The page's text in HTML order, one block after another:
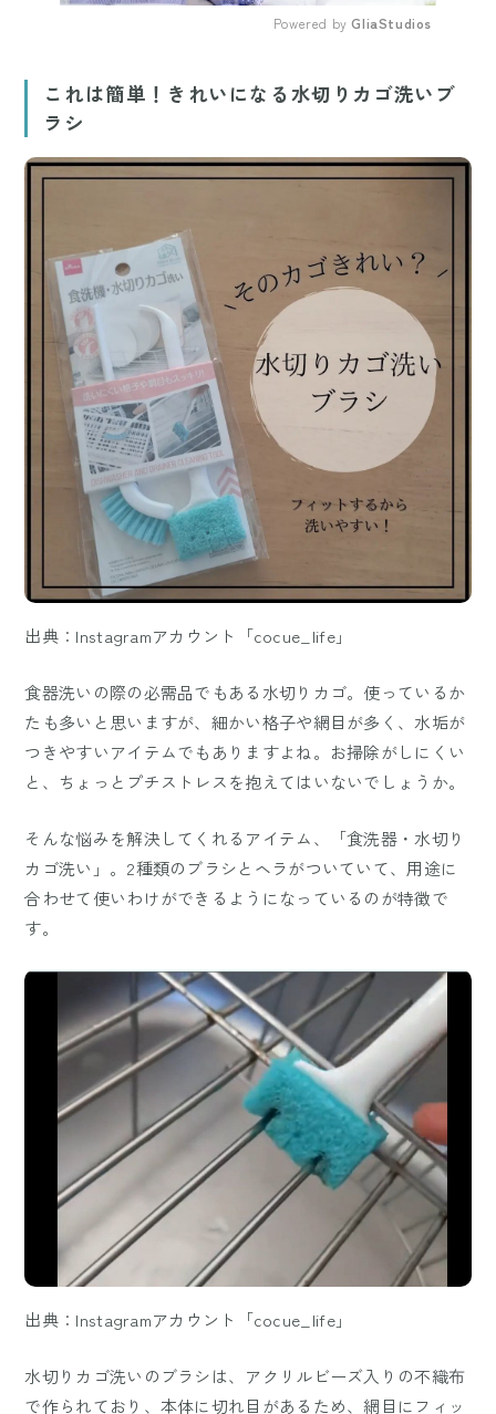
Powered by GliaStudios
これは簡単！きれいになる水切りカゴ洗いブ
ラシ
出典：Instagramアカウント「cocue_life」
食器洗いの際の必需品でもある水切りカゴ。使っているか
たも多いと思いますが、細かい格子や網目が多く、水垢が
つきやすいアイテムでもありますよね。お掃除がしにくい
と、ちょっとプチストレスを抱えてはいないでしょうか。
そんな悩みを解決してくれるアイテム、「食洗器・水切り
カゴ洗い」。2種類のブラシとヘラがついていて、用途に
合わせて使いわけができるようになっているのが特徴で
す。
出典：Instagramアカウント「cocue_life」
水切りカゴ洗いのブラシは、アクリルビーズ入りの不織布
で作られており、本体に切れ目があるため、網目にフィッ